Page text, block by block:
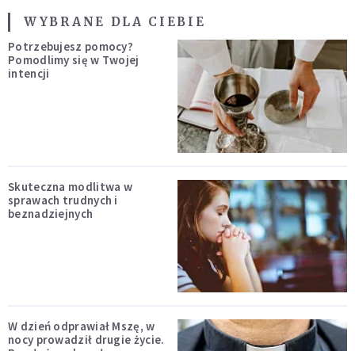
WYBRANE DLA CIEBIE
Potrzebujesz pomocy?
Pomodlimy się w Twojej
intencji
Skuteczna modlitwa w
sprawach trudnych i
beznadziejnych
W dzień odprawiał Mszę, w
nocy prowadził drugie życie.